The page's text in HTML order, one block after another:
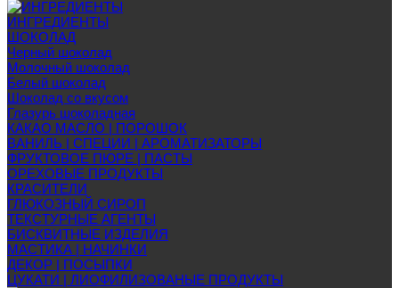
ИНГРЕДИЕНТЫ
ШОКОЛАД
Черный шоколад
Молочный шоколад
Белый шоколад
Шоколад со вкусом
Глазурь шоколадная
КАКАО МАСЛО | ПОРОШОК
ВАНИЛЬ | СПЕЦИИ | АРОМАТИЗАТОРЫ
ФРУКТОВОЕ ПЮРЕ | ПАСТЫ
ОРЕХОВЫЕ ПРОДУКТЫ
КРАСИТЕЛИ
ГЛЮКОЗНЫЙ СИРОП
ТЕКСТУРНЫЕ АГЕНТЫ
БИСКВИТНЫЕ ИЗДЕЛИЯ
МАСТИКА | НАЧИНКИ
ДЕКОР | ПОСЫПКИ
ЦУКАТИ | ЛИОФИЛИЗОВАНЫЕ ПРОДУКТЫ